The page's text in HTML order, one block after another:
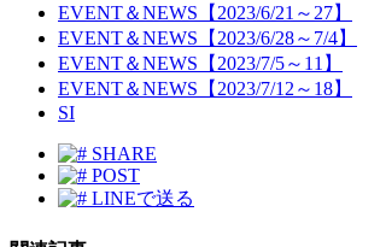
EVENT＆NEWS【2023/6/21～27】
EVENT＆NEWS【2023/6/28～7/4】
EVENT＆NEWS【2023/7/5～11】
EVENT＆NEWS【2023/7/12～18】
SI
SHARE
POST
LINEで送る